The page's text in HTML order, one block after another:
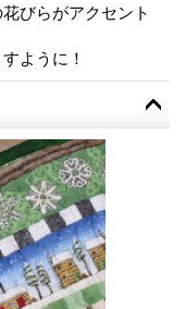
びらがアクセント
ように！